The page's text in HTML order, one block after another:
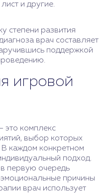
и другие.
степени развития
врач составляет
поддержкой
игровой
это комплекс
выбор которых
В каждом конкретном
подход.
первую очередь
причины
врач использует